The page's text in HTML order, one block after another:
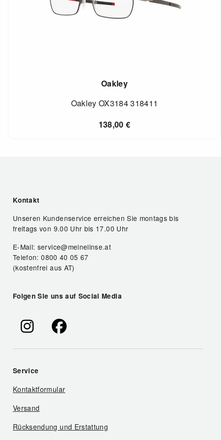
Oakley
Oakley OX3184 318411
138,00€
Kontakt
Unseren Kundenservice erreichen Sie montags bis
freitags von 9.00 Uhr bis 17.00 Uhr
E-Mail: service@meinelinse.at
Telefon: 0800 40 05 67
(kostenfrei aus AT)
Folgen Sie uns auf Social Media
Service
Kontaktformular
Versand
Rücksendung und Erstattung